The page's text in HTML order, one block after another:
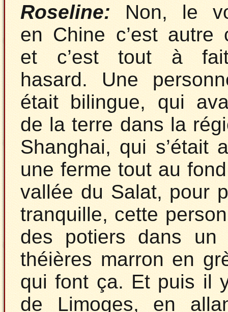
Roseline: Non, le
en Chine c’est autre
et c’est tout à
hasard. Une
était bilingue, qui
de la terre dans la
Shanghai, qui s’était
une ferme tout au
vallée du Salat, pour
tranquille, cette
des potiers dans
théières marron en
qui font ça. Et puis il
de Limoges, en